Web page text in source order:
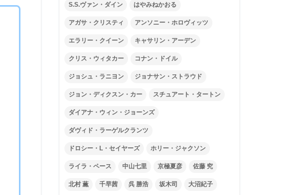
S.S.ヴァン・ダイン はやみねかおる
アガサ・クリスティ アンソニー・ホロヴィッツ
エラリー・クイーン キャサリン・アーデン
クリス・ウィタカー コナン・ドイル
ジョシュ・ラニヨン ジョナサン・ストラウド
ジョン・ディクスン・カー スチュアート・タートン
ダイアナ・ウィン・ジョーンズ
ダヴィド・ラーゲルクランツ
ドロシー・L・セイヤーズ ホリー・ジャクソン
ライラ・ペース 中山七里 京極夏彦 佐藤 究
北村 薫 千早茜 呉 勝浩 坂木司 大沼紀子